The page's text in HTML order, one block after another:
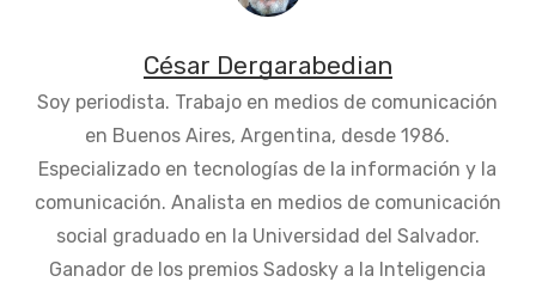
César Dergarabedian
Soy periodista. Trabajo en medios de comunicación
en Buenos Aires, Argentina, desde 1986.
Especializado en tecnologías de la información y la
comunicación. Analista en medios de comunicación
social graduado en la Universidad del Salvador.
Ganador de los premios Sadosky a la Inteligencia